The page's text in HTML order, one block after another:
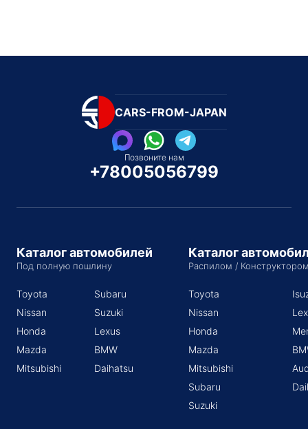
CARS-FROM-JAPAN
Позвоните нам
+78005056799
Каталог автомобилей
Под полную пошлину
Toyota
Nissan
Honda
Mazda
Mitsubishi
Subaru
Suzuki
Lexus
BMW
Daihatsu
Каталог
Распилом /
Toyota
Nissan
Honda
Mazda
Mitsubishi
Subaru
Suzuki